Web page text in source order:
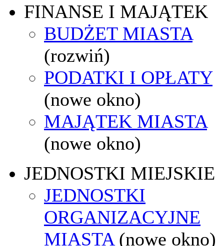
FINANSE I MAJĄTEK
BUDŻET MIASTA
(rozwiń)
PODATKI I OPŁATY
(nowe okno)
MAJĄTEK MIASTA
(nowe okno)
JEDNOSTKI MIEJSKIE
JEDNOSTKI
ORGANIZACYJNE
MIASTA (nowe okno)